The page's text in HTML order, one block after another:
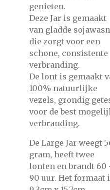
genieten.
Deze Jar is gemaakt
van gladde
die zorgt voor een
schone, consistente
verbranding.
De lont is gemaakt
100% natuurlijke
vezels, grondig
voor de best
verbranding.
De Large Jar weegt
gram, heeft twee
lonten en brandt 60
90 uur. Het formaat